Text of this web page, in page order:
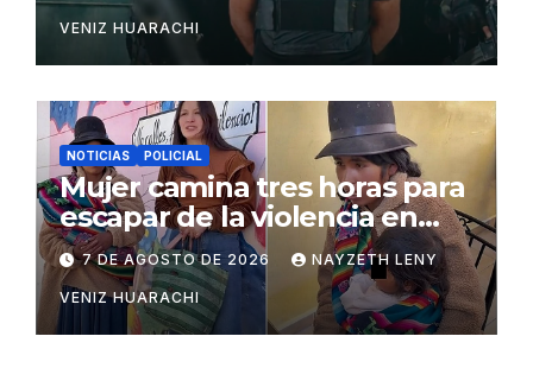
VENIZ HUARACHI
NOTICIAS POLICIAL
Mujer camina tres horas para
escapar de la violencia en
Potosí
7 DE AGOSTO DE 2026 NAYZETH LENY
VENIZ HUARACHI